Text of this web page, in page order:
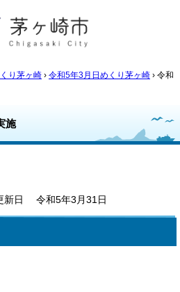
り茅ヶ崎 › 令和5年3月日めくり茅ヶ崎 › 令和
施
日 令和5年3月31日